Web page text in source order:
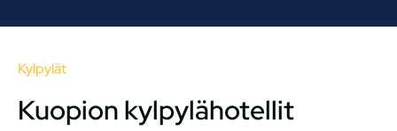
Kylpylät
Kuopion kylpylähotellit